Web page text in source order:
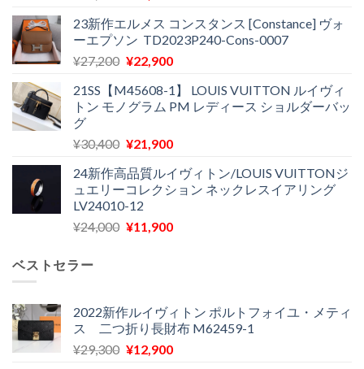
価
格
は
で
し
の
価
格
¥18,300
で
23新作エルメス コンスタンス [Constance] ヴォ
ーエプソン TD2023P240-Cons-0007
¥27,200 元
価
格
¥27,200
し
た。
¥22,900現
の
価
は
で
す。
21SS【M45608-1】 LOUIS VUITTON ルイヴィ
トン モノグラム PM レディース ショルダーバッ
グ
¥30,400 元
価
格
は
¥30,400
¥21,900現
の
価
は
24新作高品質ルイヴィトン/LOUIS VUITTONジ
ュエリーコレクション ネックレスイアリング
LV24010-12
¥24,000 元
¥24,000
で
し
¥11,900現
は
¥11,900
で
ベストセラー
2022新作ルイヴィトン ポルトフォイユ・メティ
ス 二つ折り長財布 M62459-1
¥29,300 元
¥12,900現